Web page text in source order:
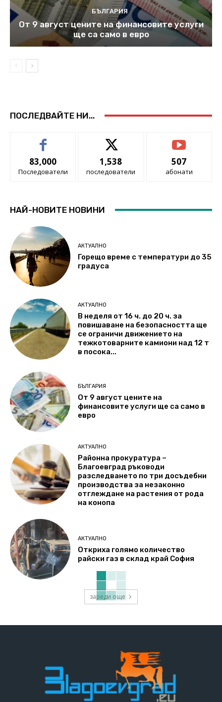
БЪЛГАРИЯ
От 9 август цените на финансовите услуги
ще са само в евро
ПОСЛЕДВАЙТЕ НИ...
83,000
Последователи
1,538
последователи
507
абонати
НАЙ-НОВИТЕ НОВИНИ
АКТУАЛНО
Горещо време с температури до 35
градуса
АКТУАЛНО
В неделя от 16 ч. до 20 ч. за
повишаване на безопасността ще
се ограничи движението на
тежкотоварните камиони над 12 т
в посока...
БЪЛГАРИЯ
От 9 август цените на
финансовите услуги ще са само в
евро
АКТУАЛНО
Районна прокуратура –
Благоевград ръководи
разследването по три досъдебни
производства за незаконно
отглеждане на растения от рода
на конопа
АКТУАЛНО
Откриха голямо количество
райски газ в склад край София
зареди още